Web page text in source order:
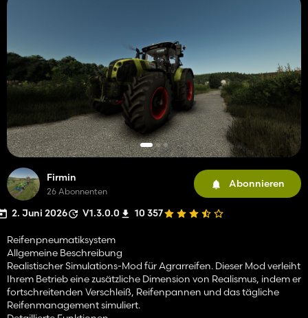
Firmin
26 Abonnenten
Abonnieren
2. Juni 2026 V1.3.0.0 10 357
Reifenpneumatiksystem
Allgemeine Beschreibung
Realistischer Simulations-Mod für Agrarreifen. Dieser Mod verleiht
Ihrem Betrieb eine zusätzliche Dimension von Realismus, indem er
fortschreitenden Verschleiß, Reifenpannen und das tägliche
Reifenmanagement simuliert.